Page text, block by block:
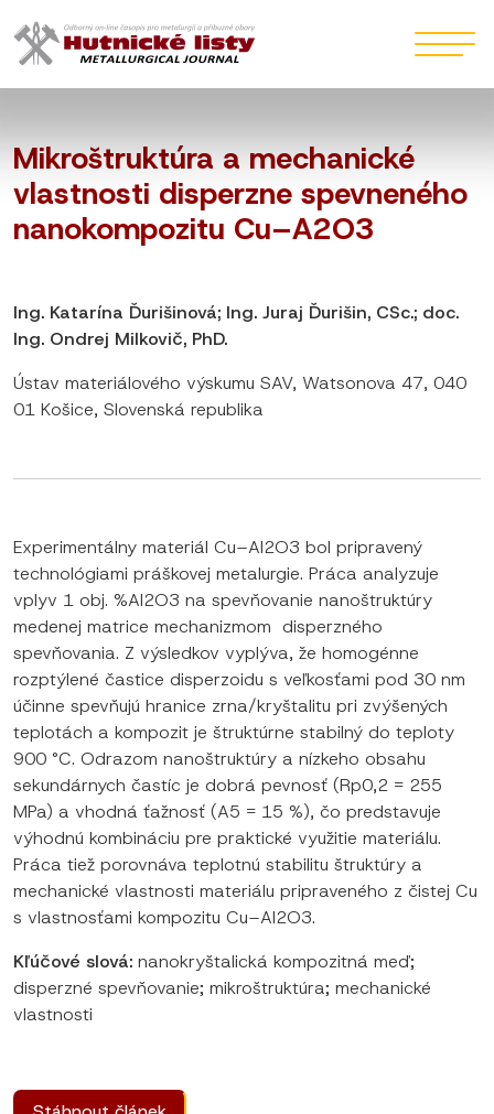
Mikroštruktúra a mechanické
vlastnosti disperzne spevneného
nanokompozitu Cu–A2O3
Ing. Katarína Ďurišinová; Ing. Juraj Ďurišin, CSc.; doc.
Ing. Ondrej Milkovič, PhD.
Ústav materiálového výskumu SAV, Watsonova 47, 040
01 Košice, Slovenská republika
Experimentálny materiál Cu–Al2O3 bol pripravený
technológiami práškovej metalurgie. Práca analyzuje
vplyv 1 obj. %Al2O3 na spevňovanie nanoštruktúry
medenej matrice mechanizmom disperzného
spevňovania. Z výsledkov vyplýva, že homogénne
rozptýlené častice disperzoidu s veľkosťami pod 30 nm
účinne spevňujú hranice zrna/kryštalitu pri zvýšených
teplotách a kompozit je štruktúrne stabilný do teploty
900 °C. Odrazom nanoštruktúry a nízkeho obsahu
sekundárnych častíc je dobrá pevnosť (Rp0,2 = 255
MPa) a vhodná ťažnosť (A5 = 15 %), čo predstavuje
výhodnú kombináciu pre praktické využitie materiálu.
Práca tiež porovnáva teplotnú stabilitu štruktúry a
mechanické vlastnosti materiálu pripraveného z čistej Cu
s vlastnosťami kompozitu Cu–Al2O3.
Kľúčové slová: nanokryštalická kompozitná meď;
disperzné spevňovanie; mikroštruktúra; mechanické
vlastnosti